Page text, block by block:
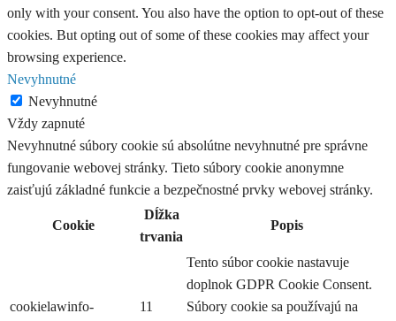
only with your consent. You also have the option to opt-out of these
cookies. But opting out of some of these cookies may affect your
browsing experience.
Nevyhnutné
Nevyhnutné
Vždy zapnuté
Nevyhnutné súbory cookie sú absolútne nevyhnutné pre správne
fungovanie webovej stránky. Tieto súbory cookie anonymne
zaisťujú základné funkcie a bezpečnostné prvky webovej stránky.
Cookie
Dĺžka
trvania
Popis
cookielawinfo-
11
Tento súbor cookie nastavuje
doplnok GDPR Cookie Consent.
Súbory cookie sa používajú na